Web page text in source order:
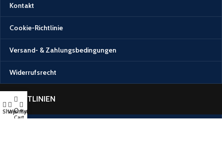
Kontakt
Cookie-Richtlinie
Versand- & Zahlungsbedingungen
Widerrufsrecht
RICHTLINIEN
Shop
Wishlist
0
Cart
My account